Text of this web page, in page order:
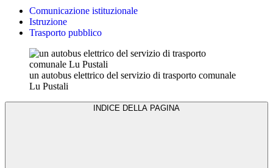
Comunicazione istituzionale
Istruzione
Trasporto pubblico
un autobus elettrico del servizio di trasporto comunale
Lu Pustali